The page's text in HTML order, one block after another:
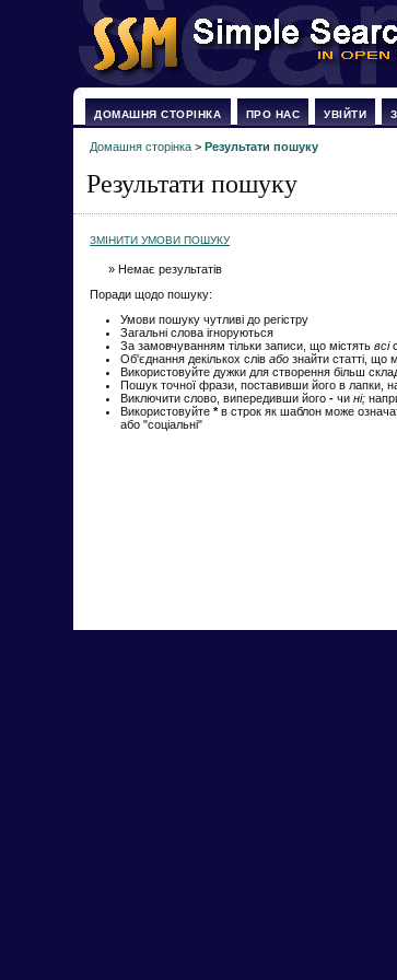
ДОМАШНЯ СТОРІНКА ПРО НАС УВІЙТИ
Домашня сторінка >Результати пошуку
Результати пошуку
ЗМІНИТИ УМОВИ ПОШУКУ
» Немає результатів
Поради щодо пошуку:
Умови пошуку чутливі до регістру
Загальні слова ігноруються
За замовчуванням тільки записи, що містятьвсі
Об'єднання декількох слівабо знайти статті, що
Використовуйте дужки для створення більш
Пошук точної фрази, поставивши його в лапки,
Виключити слово, випередивши його- чині;
Використовуйте*в строк як шаблон може
або "соціальні"